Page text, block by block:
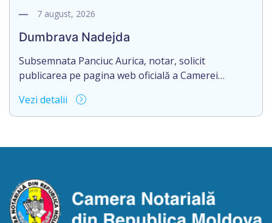
0991201351317, decedat/ă la data de 15.05.2021
Eliberarea certificatului de moștenitor este […]
7 august, 2026
Dumbrava Nadejda
Subsemnata Panciuc Aurica, notar, solicit
publicarea pe pagina web oficială a Camerei
deschiderea procedurii succesorale cu următorul
conținut: Informație privind deschiderea procedurii
biroului la adresa: R.Moldova, or.Sîngerei,
procedurii succesorale în urma decesului
cet.Dumbrava Nadejda, cetățeană moldoveană, a.n.
20 aprilie […]
Vezi detalii